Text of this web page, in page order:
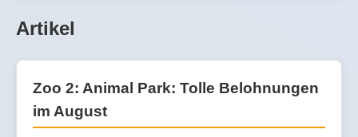
Artikel
Zoo 2: Animal Park: Tolle Belohnungen
im August